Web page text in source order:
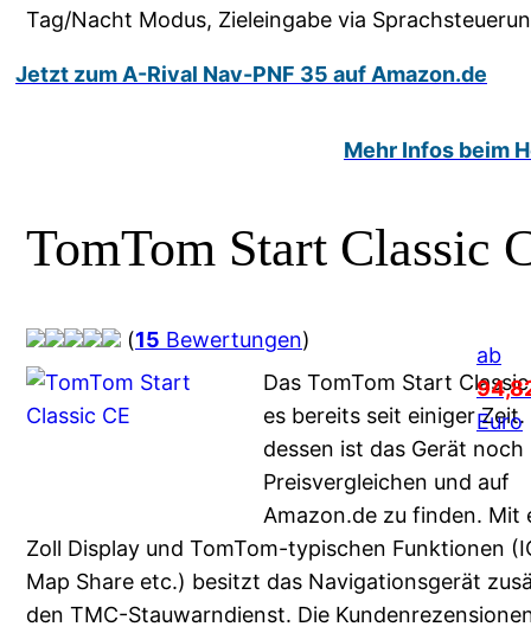
Tag/Nacht Modus, Zieleingabe via
Jetzt zum A-Rival Nav-PNF 35 auf Amazon.de
Mehr Infos beim
TomTom Start Classic
(15 Bewertungen)
ab
Euro
Das TomTom Start
es bereits seit einiger
dessen ist das Gerät noch
Preisvergleichen und auf
Amazon.de zu finden. Mit
Zoll Display und TomTom-typischen Funktionen
Map Share etc.) besitzt das Navigationsgerät
den TMC-Stauwarndienst. Die